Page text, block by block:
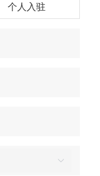
个人入驻